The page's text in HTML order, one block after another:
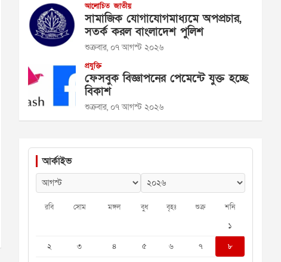
আলোচিত জাতীয়
সামাজিক যোগাযোগমাধ্যমে অপপ্রচার,
সতর্ক করল বাংলাদেশ পুলিশ
শুক্রবার, ০৭ আগস্ট ২০২৬
প্রযুক্তি
ফেসবুক বিজ্ঞাপনের পেমেন্টে যুক্ত হচ্ছে
বিকাশ
শুক্রবার, ০৭ আগস্ট ২০২৬
আর্কাইভ
রবি সোম মঙ্গল বুধ বৃহঃ শুক্র শনি
১
২
৩ ৪ ৫ ৬ ৭
৮